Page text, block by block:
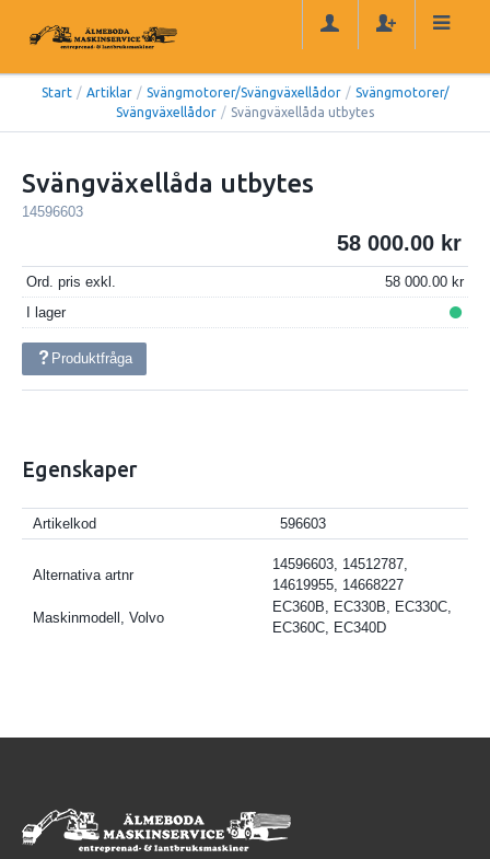
Start / Artiklar / Svängmotorer/Svängväxellådor / Svängmotorer/
Svängväxellådor / Svängväxellåda utbytes
Svängväxellåda utbytes
14596603
58 000.00
Ord. pris exkl.
58 000.00
I lager
Produktfråga
Egenskaper
Artikelkod 596603
Alternativa artnr
14596603, 14512787,
14619955, 14668227
Maskinmodell, Volvo
EC360B, EC330B, EC330C,
EC360C, EC340D